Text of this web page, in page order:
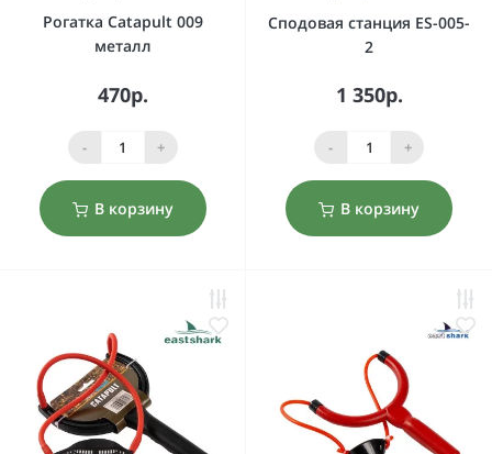
Рогатка Catapult 009
металл
470р.
- +
В корзину
Сподовая станция ES-005-
2
1 350р.
- +
В корзину